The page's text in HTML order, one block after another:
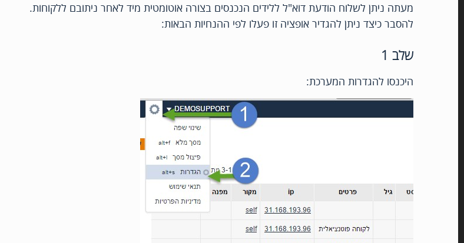
מעתה ניתן לשלוח הודעת דוא"ל ללידים הנכנסים בצורה אוטומטית מיד לאחר ניתובם ללקוחות.
להסבר כיצד ניתן להגדיר אופציה זו פעלו לפי ההנחיות הבאות:
שלב 1
היכנסו להגדרות המערכת: